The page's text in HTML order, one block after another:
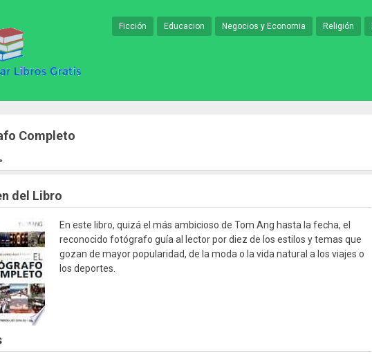
Ficción Educacion Negocios y Economia Religión
Completo
del Libro
En este libro, quizá el más ambicioso de Tom Ang hasta la fecha, el
reconocido fotógrafo guía al lector por diez de los estilos y temas que
gozan de mayor popularidad, de la moda o la vida natural a los viajes o
los deportes.